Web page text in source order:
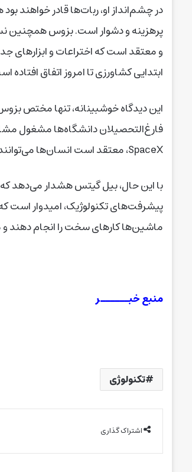
در چشم‌انداز او، ربات‌ها قادر خواهند
پرهزینه و دشوار است. بزوس همچنین
و معتقد است که اختراعات و ابزارهای
ابتدایی کشاورزی تا امروز اتفاق افتاده
فارغ‌التحصیلان دانشگاه‌ها مشغول
SpaceX، معتقد است انسان‌ها می‌توانند تا سال 2028 روی مریخ زندگی کنند.
با این حال، بیل گیتس هشدار می‌دهد که
پیشرفت‌های تکنولوژیک، امیدوار است
ماشین‌ها کارهای سخت را انجام دهند و
منبع خبــــــر
تکنولوژی
اشتراک گذاری